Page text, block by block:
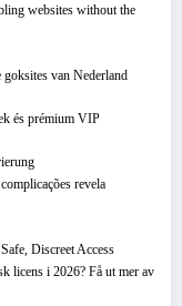
websites without the
goksites van Nederland
és prémium VIP
revela
Discreet Access
licens i 2026? Få ut mer av